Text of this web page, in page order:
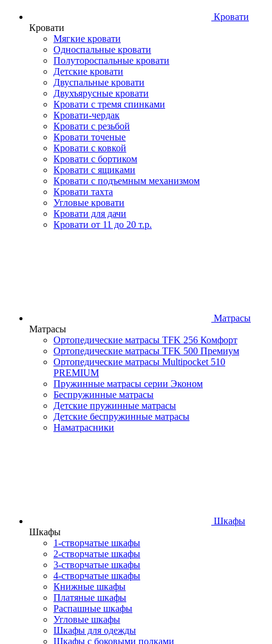
Кровати
Кровати
Мягкие кровати
Односпальные кровати
Полутороспальные кровати
Детские кровати
Двуспальные кровати
Двухъярусные кровати
Кровати с тремя спинками
Кровати-чердак
Кровати с резьбой
Кровати точеные
Кровати с ковкой
Кровати с бортиком
Кровати с ящиками
Кровати с подъемным механизмом
Кровати тахта
Угловые кровати
Кровати для дачи
Кровати от 11 до 20 т.р.
Матрасы
Матрасы
Ортопедические матрасы TFK 256 Комфорт
Ортопедические матрасы TFK 500 Премиум
Ортопедические матрасы Multipocket 510
PREMIUM
Пружинные матрасы серии Эконом
Беспружинные матрасы
Детские пружинные матрасы
Детские беспружинные матрасы
Наматрасники
Шкафы
Шкафы
1-створчатые шкафы
2-створчатые шкафы
3-створчатые шкафы
4-створчатые шкафы
Книжные шкафы
Платяные шкафы
Распашные шкафы
Угловые шкафы
Шкафы для одежды
Шкафы с боковыми полками